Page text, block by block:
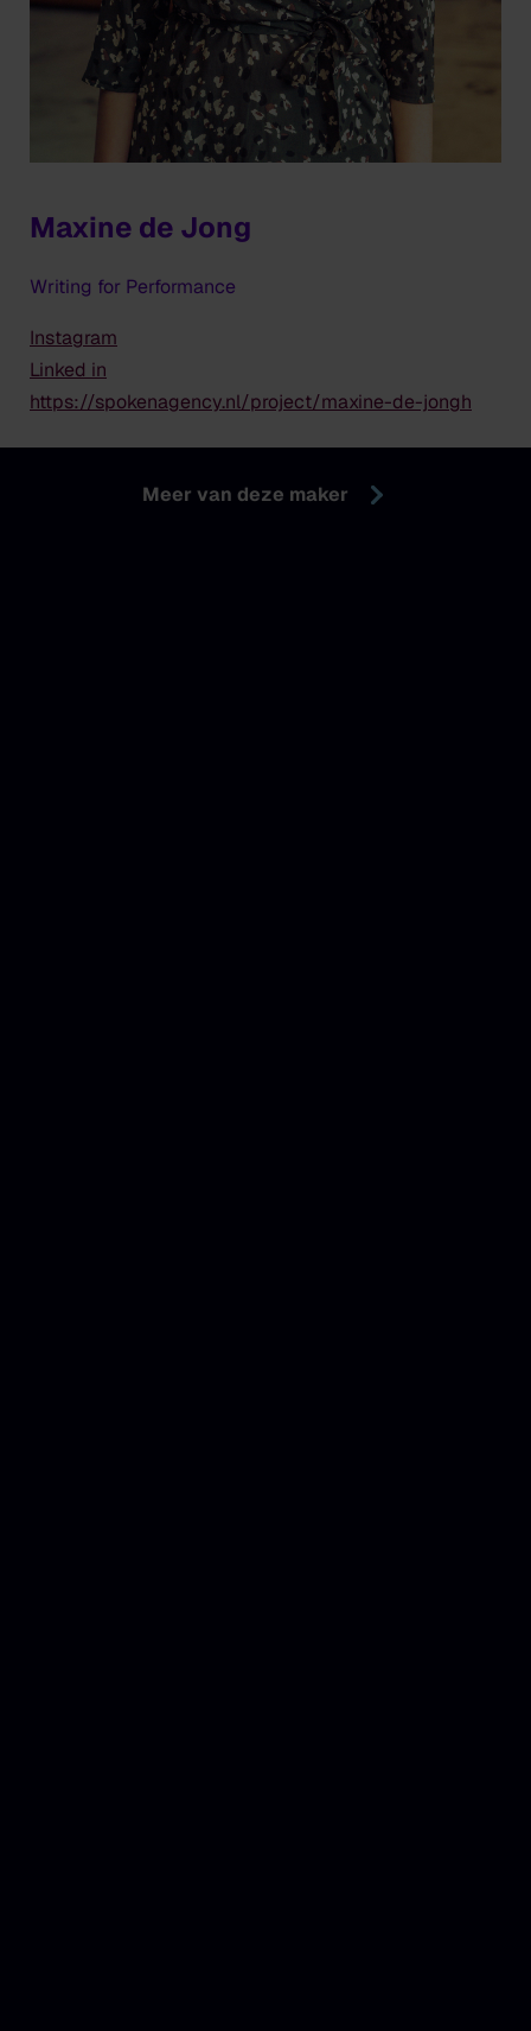
Maxine de Jong
Writing for Performance
Instagram
Linked in
https://spokenagency.nl/project/maxine-de-jongh
Meer van deze maker